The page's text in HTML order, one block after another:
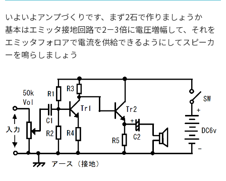
いよいよアンプづくりです、まず2石で作りましょうか
基本はエミッタ接地回路で2－3倍に電圧増幅して、それを
エミッタフォロアで電流を供給できるようにしてスピーカ
ーを鳴らしましょう